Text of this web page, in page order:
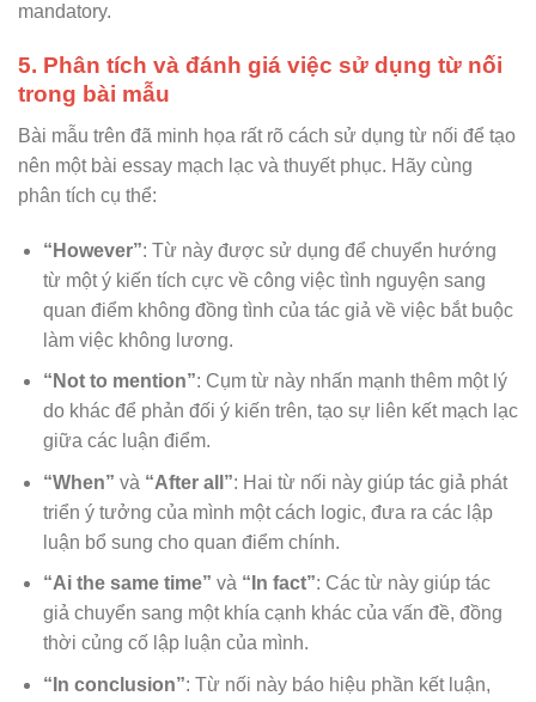
mandatory.
5. Phân tích và đánh giá việc sử dụng từ nối
trong bài mẫu
Bài mẫu trên đã minh họa rất rõ cách sử dụng từ nối để tạo
nên một bài essay mạch lạc và thuyết phục. Hãy cùng
phân tích cụ thể:
“However”: Từ này được sử dụng để chuyển hướng
từ một ý kiến tích cực về công việc tình nguyện sang
quan điểm không đồng tình của tác giả về việc bắt buộc
làm việc không lương.
“Not to mention”: Cụm từ này nhấn mạnh thêm một lý
do khác để phản đối ý kiến trên, tạo sự liên kết mạch lạc
giữa các luận điểm.
“When” và “After all”: Hai từ nối này giúp tác giả phát
triển ý tưởng của mình một cách logic, đưa ra các lập
luận bổ sung cho quan điểm chính.
“Ai the same time” và “In fact”: Các từ này giúp tác
giả chuyển sang một khía cạnh khác của vấn đề, đồng
thời củng cố lập luận của mình.
“In conclusion”: Từ nối này báo hiệu phần kết luận,